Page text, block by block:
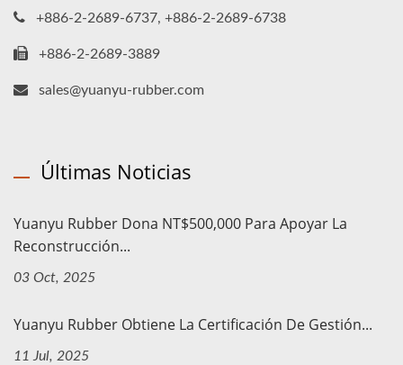
+886-2-2689-6737, +886-2-2689-6738
+886-2-2689-3889
sales@yuanyu-rubber.com
Últimas Noticias
Yuanyu Rubber Dona NT$500,000 Para Apoyar La
Reconstrucción...
03 Oct, 2025
Yuanyu Rubber Obtiene La Certificación De Gestión...
11 Jul, 2025